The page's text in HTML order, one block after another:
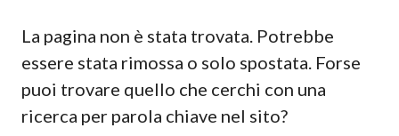
La pagina non è stata trovata. Potrebbe
essere stata rimossa o solo spostata. Forse
puoi trovare quello che cerchi con una
ricerca per parola chiave nel sito?